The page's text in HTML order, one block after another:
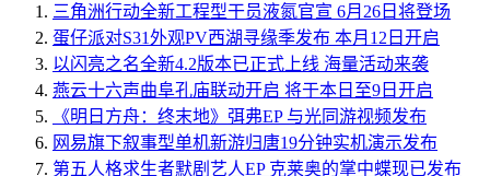
三角洲行动全新工程型干员液氮官宣 6月26日将登场
蛋仔派对S31外观PV西湖寻缘季发布 本月12日开启
以闪亮之名全新4.2版本已正式上线 海量活动来袭
燕云十六声曲阜孔庙联动开启 将于本日至9日开启
《明日方舟：终末地》弭弗EP 与光同游视频发布
网易旗下叙事型单机新游归唐19分钟实机演示发布
第五人格求生者默剧艺人EP 克莱奥的掌中蝶现已发布